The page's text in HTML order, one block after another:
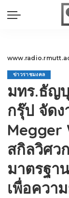
ข่าวราชมงคล
มทร.ธัญ
กรุ๊ป จัด
Megger
สกิลวิศว
มาตรฐา
เพื่อควา